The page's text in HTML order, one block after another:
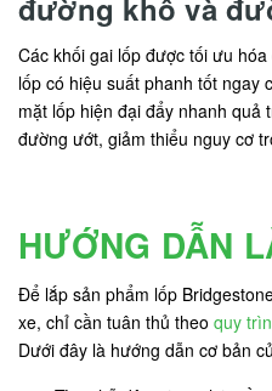
đường khô và
Các khối gai lốp được tối ưu
lốp có hiệu suất phanh tốt ngay
mặt lốp hiện đại đẩy nhanh
đường ướt, giảm thiểu nguy cơ
HƯỚNG DẪN
Để lắp sản phẩm lốp
xe, chỉ cần tuân thủ theo quy
Dưới đây là hướng dẫn cơ bản